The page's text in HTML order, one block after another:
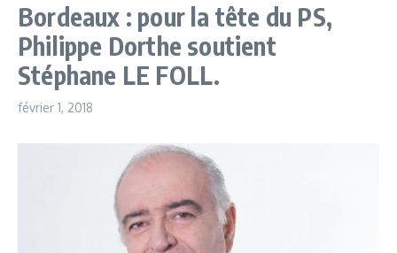
Bordeaux : pour la tête du PS,
Philippe Dorthe soutient
Stéphane LE FOLL.
février 1, 2018